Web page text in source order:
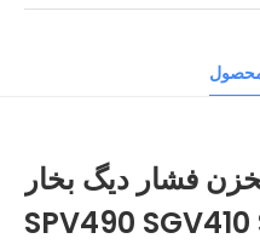
فشار دیگ بخار
SPV490